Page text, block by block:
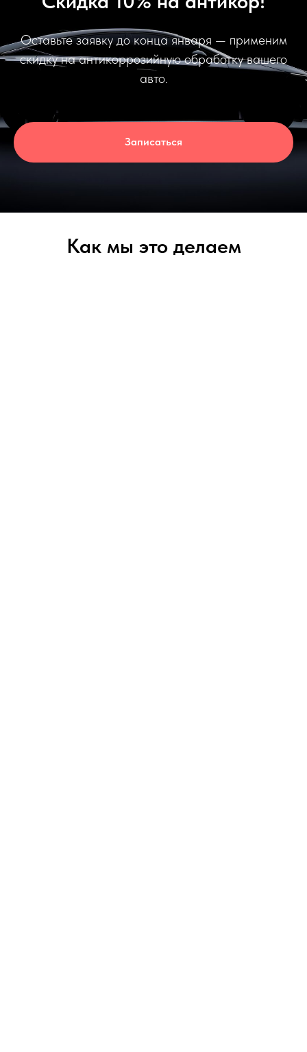
Оставьте заявку до конца января — применим
скидку на антикоррозийную обработку вашего
авто.
Записаться
Как мы это делаем